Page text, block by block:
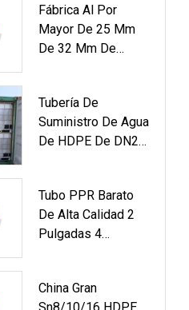
Fábrica Al Por
Mayor De 25 Mm
De 32 Mm De
Tubo De PVC
Tubería De
Suministro De Agua
De HDPE De DN20
De Rollos De
Bobinas Tubería De
Polietileno De
Tubo PPR Barato
De Alta Calidad 2
Pulgadas 4
PPR De Diámetro
China Gran
Sn8/10/16 HDPE